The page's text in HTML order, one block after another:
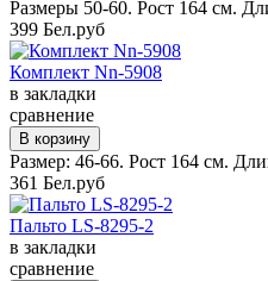
Размеры 50-60. Рост 164 см.
399 Бел.руб
Комплект Nn-5908
в закладки
сравнение
Размер: 46-66. Рост 164 см.
361 Бел.руб
Пальто LS-8295-2
в закладки
сравнение